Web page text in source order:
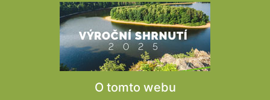
O tomto webu